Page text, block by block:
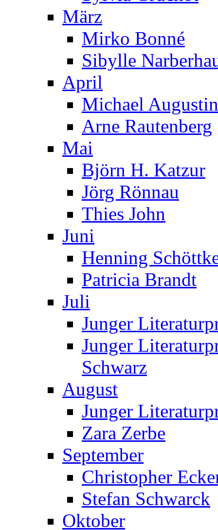
März
Mirko Bonné
Sibylle
April
Michael Augustin
Arne Rautenberg
Mai
Björn H. Katzur
Jörg Rönnau
Thies John
Juni
Henning
Patricia Brandt
Juli
Junger
Junger
Schwarz
August
Junger
Zara Zerbe
September
Christopher
Stefan Schwarck
Oktober